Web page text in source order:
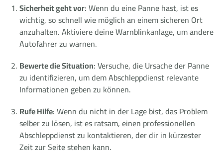
Sicherheit geht vor: Wenn du eine Panne hast, ist es
wichtig, so schnell wie möglich an einem sicheren Ort
anzuhalten. Aktiviere deine Warnblinkanlage, um andere
Autofahrer zu warnen.
Bewerte die Situation: Versuche, die Ursache der Panne
zu identifizieren, um dem Abschleppdienst relevante
Informationen geben zu können.
Rufe Hilfe: Wenn du nicht in der Lage bist, das Problem
selber zu lösen, ist es ratsam, einen professionellen
Abschleppdienst zu kontaktieren, der dir in kürzester
Zeit zur Seite stehen kann.